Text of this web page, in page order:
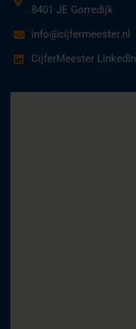
8401 JE Gorredijk
info@cijfermeester.nl
CijferMeester LinkedIn